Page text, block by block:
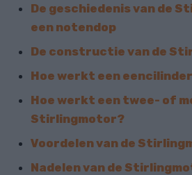
De geschiedenis van de
een notendop
De constructie van de
Hoe werkt een
Hoe werkt een twee- of
Stirlingmotor?
Voordelen van de
Nadelen van de